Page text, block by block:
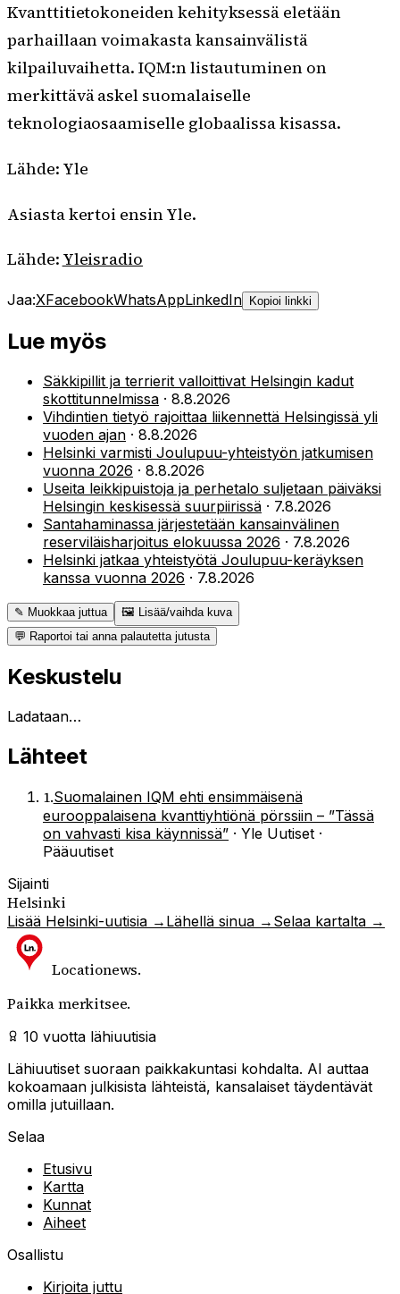
Kvanttitietokoneiden kehityksessä eletään
parhaillaan voimakasta kansainvälistä
kilpailuvaihetta. IQM:n listautuminen on
merkittävä askel suomalaiselle
teknologiaosaamiselle globaalissa kisassa.
Lähde: Yle
Asiasta kertoi ensin Yle.
Lähde: Yleisradio
Jaa:XFacebookWhatsAppLinkedIn Kopioi linkki
Lue myös
Säkkipillit ja terrierit valloittivat Helsingin kadut
skottitunnelmissa · 8.8.2026
Vihdintien tietyö rajoittaa liikennettä Helsingissä yli
vuoden ajan · 8.8.2026
Helsinki varmisti Joulupuu-yhteistyön jatkumisen
vuonna 2026 · 8.8.2026
Useita leikkipuistoja ja perhetalo suljetaan päiväksi
Helsingin keskisessä suurpiirissä · 7.8.2026
Santahaminassa järjestetään kansainvälinen
reserviläisharjoitus elokuussa 2026 · 7.8.2026
Helsinki jatkaa yhteistyötä Joulupuu-keräyksen
kanssa vuonna 2026 · 7.8.2026
✎ Muokkaa juttua
🖼 Lisää/vaihda kuva
💬 Raportoi tai anna palautetta jutusta
Keskustelu
Ladataan…
Lähteet
1.Suomalainen IQM ehti ensimmäisenä
eurooppalaisena kvanttiyhtiönä pörssiin – ”Tässä
on vahvasti kisa käynnissä” · Yle Uutiset ·
Pääuutiset
Sijainti
Helsinki
Lisää Helsinki-uutisia → Lähellä sinua → Selaa kartalta →
Locationews.
Paikka merkitsee.
10 vuotta lähiuutisia
Lähiuutiset suoraan paikkakuntasi kohdalta. AI auttaa
kokoamaan julkisista lähteistä, kansalaiset täydentävät
omilla jutuillaan.
Selaa
Etusivu
Kartta
Kunnat
Aiheet
Osallistu
Kirjoita juttu